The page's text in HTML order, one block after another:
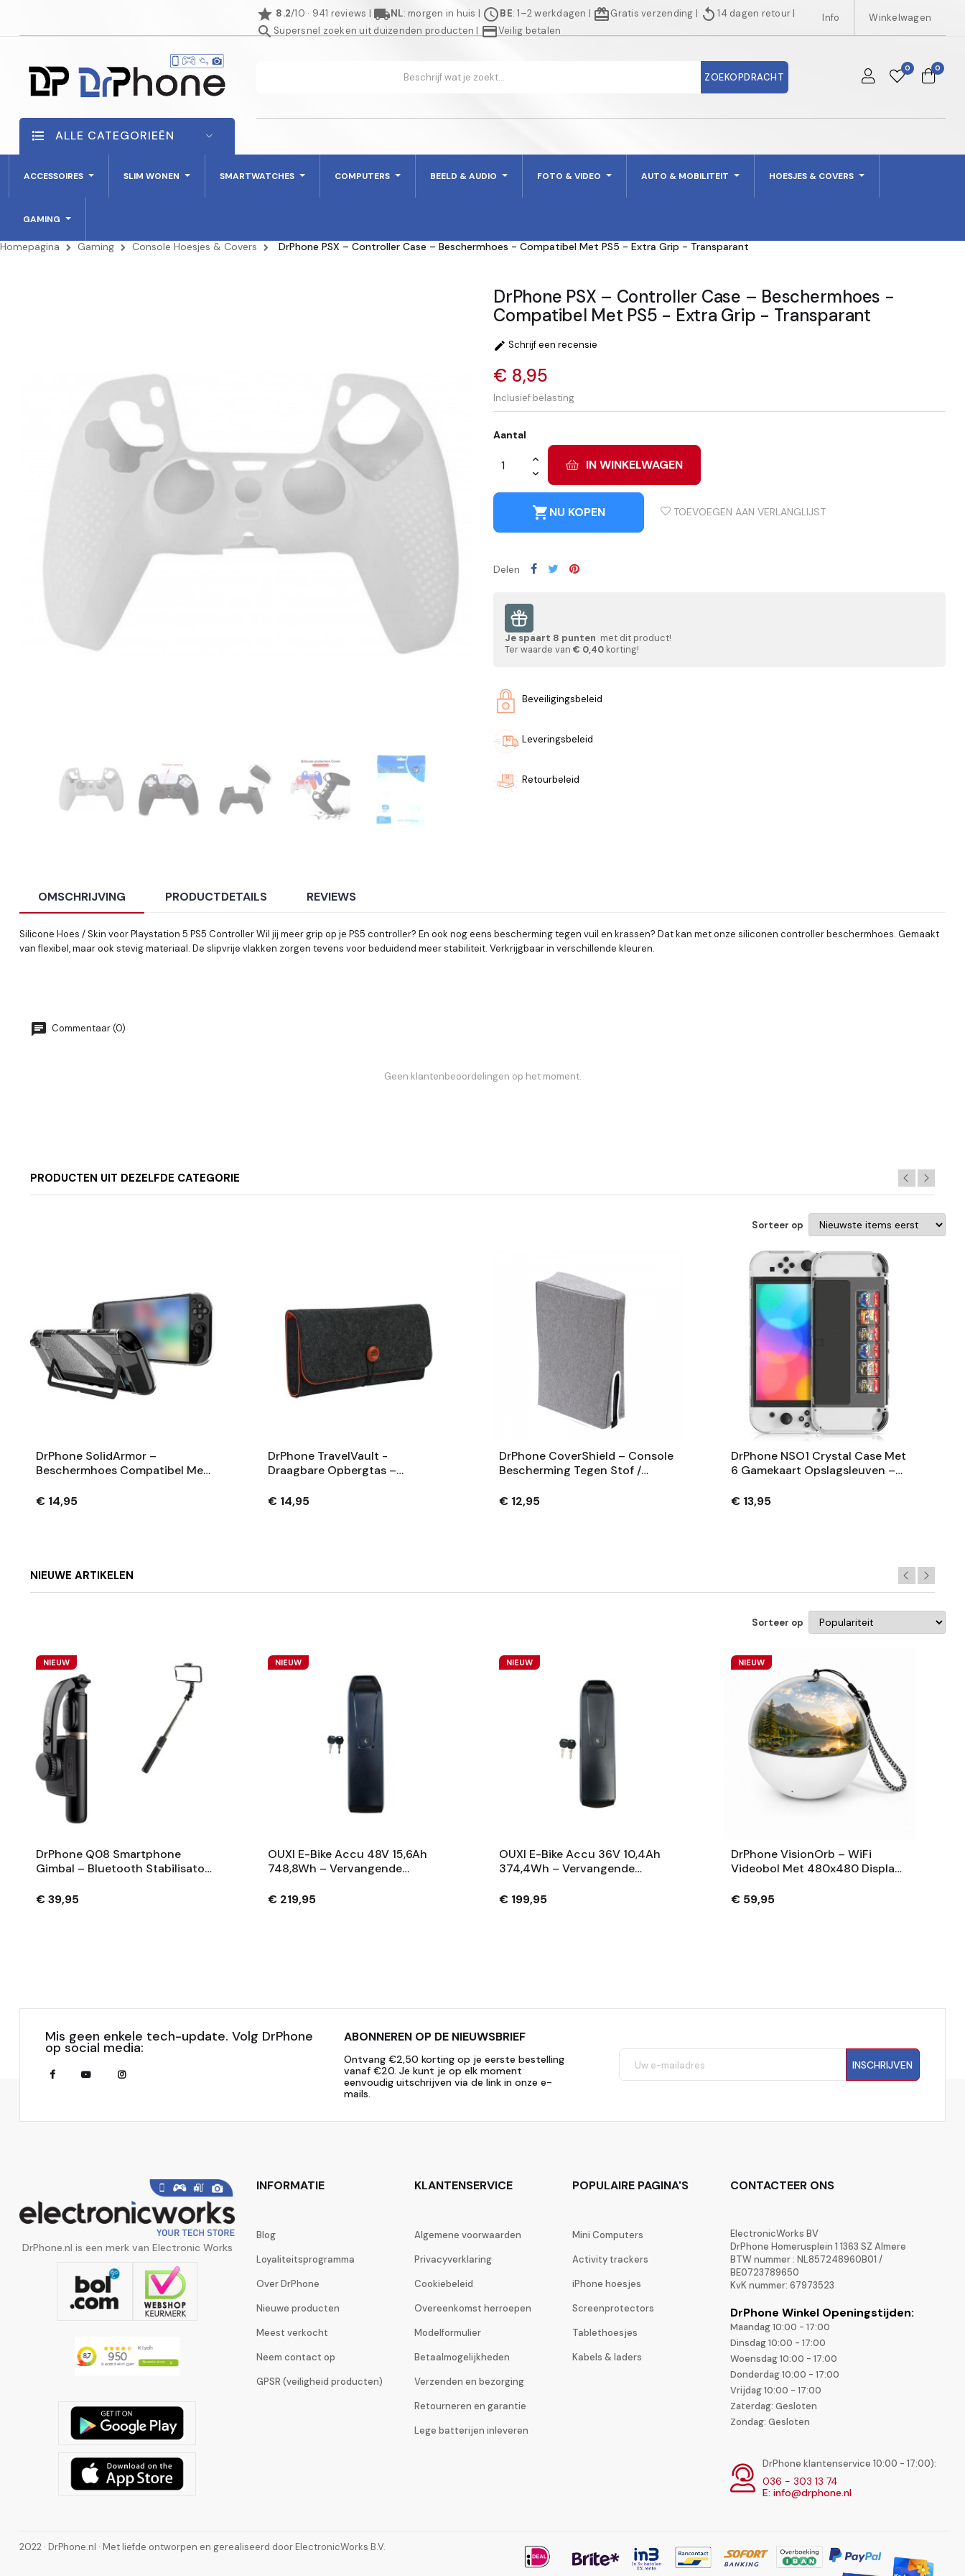
star 8.2/10 · 941 reviews | local_shippingNL: morgen in huis | scheduleBE: 1–2 werkdagen | redeemGratis verzending | replay14 dagen retour |
searchSupersnel zoeken uit duizenden producten | credit_cardVeilig betalen
Info Winkelwagen
ZOEKOPDRACHT
0 0
ALLE CATEGORIEËN
ACCESSOIRES SLIM WONEN SMARTWATCHES COMPUTERS BEELD & AUDIO FOTO & VIDEO AUTO & MOBILITEIT HOESJES & COVERS
GAMING
Homepagina Gaming Console Hoesjes & Covers DrPhone PSX – Controller Case – Beschermhoes - Compatibel Met PS5 - Extra Grip - Transparant
DrPhone PSX – Controller Case – Beschermhoes -
Compatibel Met PS5 - Extra Grip - Transparant
 Schrijf een recensie
€ 8,95
Inclusief belasting
Aantal
IN WINKELWAGEN
shopping_cartNU KOPEN TOEVOEGEN AAN VERLANGLIJST
Delen
Je spaart 8 punten met dit product!
Ter waarde van € 0,40 korting!
Beveiligingsbeleid
Leveringsbeleid
Retourbeleid
OMSCHRIJVING PRODUCTDETAILS REVIEWS
Silicone Hoes / Skin voor Playstation 5 PS5 Controller Wil jij meer grip op je PS5 controller? En ook nog eens bescherming tegen vuil en krassen? Dat kan met onze siliconen controller beschermhoes. Gemaakt
van flexibel, maar ook stevig materiaal. De slipvrije vlakken zorgen tevens voor beduidend meer stabiliteit. Verkrijgbaar in verschillende kleuren.
Commentaar (0)
Geen klantenbeoordelingen op het moment.
PRODUCTEN UIT DEZELFDE CATEGORIE
Sorteer op
DrPhone SolidArmor –
Beschermhoes Compatibel Met
Crystal Case – Schokbestendig
€ 14,95
DrPhone TravelVault -
Draagbare Opbergtas –
Switch 2 / OLED / Switch 1 –
€ 14,95
DrPhone CoverShield – Console
Bescherming Tegen Stof /
Playstation 5
€ 12,95
DrPhone NSO1 Crystal Case Met
6 Gamekaart Opslagsleuven –
Beschermhoes – PC Hard Cover
€ 13,95
NIEUWE ARTIKELEN
Sorteer op
NIEUW
DrPhone Q08 Smartphone
Gimbal – Bluetooth Stabilisator
Zwart
€ 39,95
NIEUW
OUXI E-Bike Accu 48V 15,6Ah
748,8Wh – Vervangende
Sleutels – Zwart
€ 219,95
NIEUW
OUXI E-Bike Accu 36V 10,4Ah
374,4Wh – Vervangende
Sleutels – Zwart
€ 199,95
NIEUW
DrPhone VisionOrb – WiFi
Videobol Met 480x480 Display
– USB-C – Wit
€ 59,95
Mis geen enkele tech-update. Volg DrPhone
op social media:
ABONNEREN OP DE NIEUWSBRIEF
Ontvang €2,50 korting op je eerste bestelling
vanaf €20. Je kunt je op elk moment
eenvoudig uitschrijven via de link in onze e-
mails.
INSCHRIJVEN
DrPhone.nl is een merk van Electronic Works
INFORMATIE
Blog
Loyaliteitsprogramma
Over DrPhone
Nieuwe producten
Meest verkocht
Neem contact op
GPSR (veiligheid producten)
KLANTENSERVICE
Algemene voorwaarden
Privacyverklaring
Cookiebeleid
Overeenkomst herroepen
Modelformulier
Betaalmogelijkheden
Verzenden en bezorging
Retourneren en garantie
Lege batterijen inleveren
POPULAIRE PAGINA'S
Mini Computers
Activity trackers
iPhone hoesjes
Screenprotectors
Tablethoesjes
Kabels & laders
CONTACTEER ONS
ElectronicWorks BV
DrPhone Homerusplein 1 1363 SZ Almere
BTW nummer : NL857248960B01 /
BE0723789650
KvK nummer: 67973523
DrPhone Winkel Openingstijden:
Maandag 10:00 - 17:00
Dinsdag 10:00 - 17:00
Woensdag 10:00 - 17:00
Donderdag 10:00 - 17:00
Vrijdag 10:00 - 17:00
Zaterdag: Gesloten
Zondag: Gesloten
DrPhone klantenservice 10:00 - 17:00):
036 - 303 13 74
E: info@drphone.nl
2022 · DrPhone.nl · Met liefde ontworpen en gerealiseerd door ElectronicWorks B.V.